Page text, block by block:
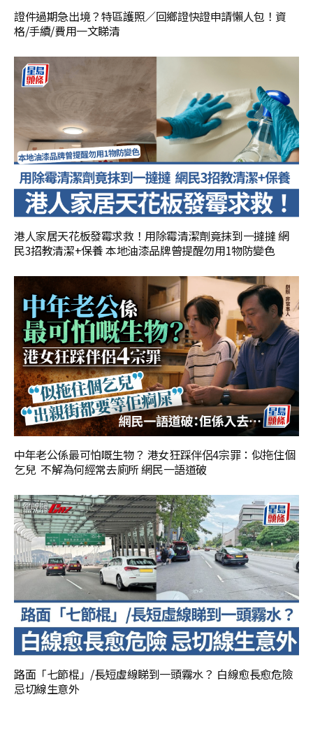
證件過期急出境？特區護照／回鄉證快證申請懶人包！資
格/手續/費用一文睇清
港人家居天花板發霉求救！用除霉清潔劑竟抹到一撻撻 網
民3招教清潔+保養 本地油漆品牌曾提醒勿用1物防變色
中年老公係最可怕嘅生物？ 港女狂踩伴侶4宗罪：似拖住個
乞兒 不解為何經常去廁所 網民一語道破
路面「七節棍」/長短虛線睇到一頭霧水？ 白線愈長愈危險
忌切線生意外